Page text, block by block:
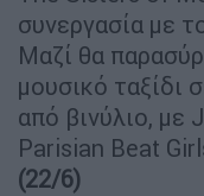
συνεργασία με
Μαζί θα
μουσικό ταξίδι
από βινύλιο, με
Parisian Beat
(22/6)